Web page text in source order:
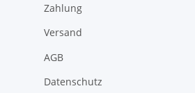
Zahlung
Versand
AGB
Datenschutz